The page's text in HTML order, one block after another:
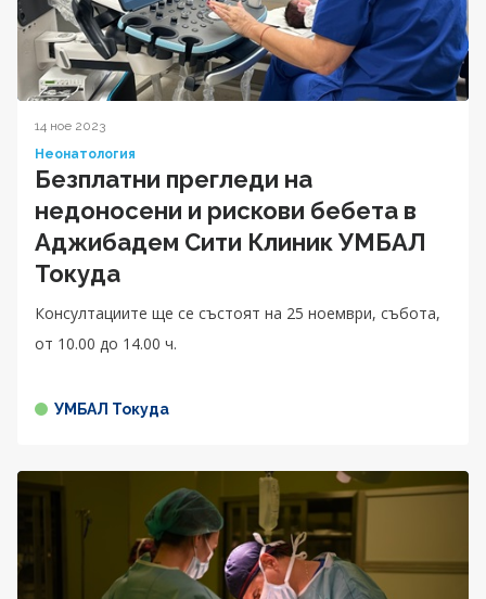
14 ное 2023
Неонатология
Безплатни прегледи на
недоносени и рискови бебета в
Аджибадем Сити Клиник УМБАЛ
Токуда
Консултациите ще се състоят на 25 ноември, събота,
от 10.00 до 14.00 ч.
УМБАЛ Токуда